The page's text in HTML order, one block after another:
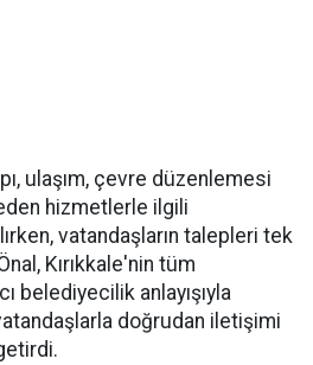
ulaşım, çevre düzenlemesi
hizmetlerle ilgili
vatandaşların talepleri tek
Kırıkkale'nin tüm
belediyecilik anlayışıyla
doğrudan iletişimi